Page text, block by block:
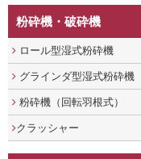
粉砕機・破砕機
ロール型湿式粉砕機
グラインダ型湿式粉砕機
粉砕機（回転羽根式）
クラッシャー